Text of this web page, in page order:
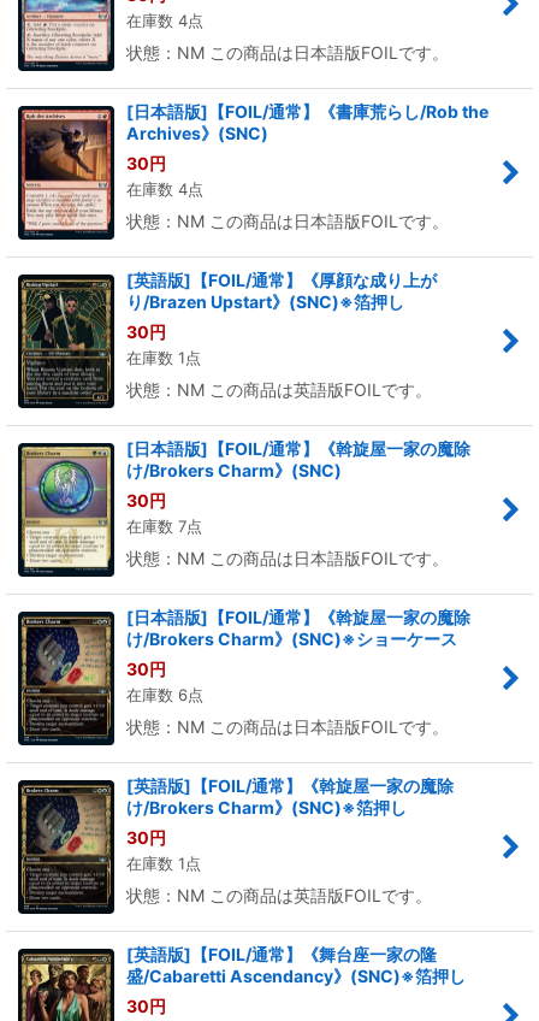
在庫数 4点
状態：NM この商品は日本語版FOILです。
[日本語版]【FOIL/通常】《書庫荒らし/Rob the
Archives》(SNC)
30円
在庫数 4点
状態：NM この商品は日本語版FOILです。
[英語版]【FOIL/通常】《厚顔な成り上が
り/Brazen Upstart》(SNC)※箔押し
30円
在庫数 1点
状態：NM この商品は英語版FOILです。
[日本語版]【FOIL/通常】《斡旋屋一家の魔除
け/Brokers Charm》(SNC)
30円
在庫数 7点
状態：NM この商品は日本語版FOILです。
[日本語版]【FOIL/通常】《斡旋屋一家の魔除
け/Brokers Charm》(SNC)※ショーケース
30円
在庫数 6点
状態：NM この商品は日本語版FOILです。
[英語版]【FOIL/通常】《斡旋屋一家の魔除
け/Brokers Charm》(SNC)※箔押し
30円
在庫数 1点
状態：NM この商品は英語版FOILです。
[英語版]【FOIL/通常】《舞台座一家の隆
盛/Cabaretti Ascendancy》(SNC)※箔押し
30円